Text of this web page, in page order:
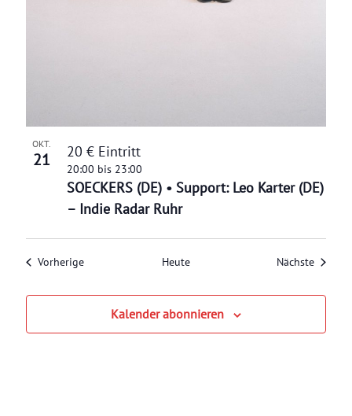
OKT.
21
SOECKERS (DE) • Support: Leo Karter (DE)
– Indie Radar Ruhr
20:00 bis 23:00
20 € Eintritt
VorherigeVeranstaltungen Heute Nächste
Kalender abonnieren